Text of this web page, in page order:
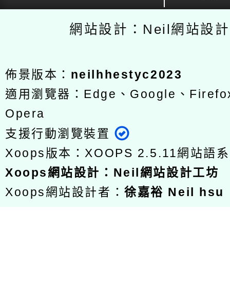
網站設計：Neil網站設
佈景版本： neilhhestyc2023
適用瀏覽器：Edge、Google、
Opera
支援行動瀏覽裝置
Xoops版本： XOOPS 2.5.11網站語
Xoops網站設計 ： Neil網站設計工坊
Xoops網站設計者：徐嘉裕 Neil hsu